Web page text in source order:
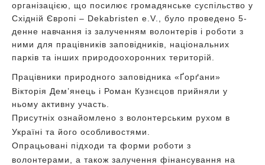
організацією, що посилює громадянське суспільство у
Східній Європі – Dekabristen e.V., було проведено 5-
денне навчання із залученням волонтерів і роботи з
ними для працівників заповідників, національних
парків та інших природоохоронних територій.
Працівники природного заповідника «Ґорґани»
Вікторія Дем’янець і Роман Кузнєцов прийняли у
ньому активну участь.
Присутніх ознайомлено з волонтерським рухом в
Україні та його особливостями.
Опрацьовані підходи та форми роботи з
волонтерами, а також залучення фінансування на